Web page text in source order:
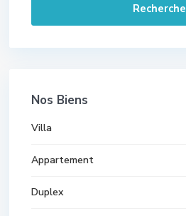
Recherche
Nos Biens
Villa
Appartement
Duplex